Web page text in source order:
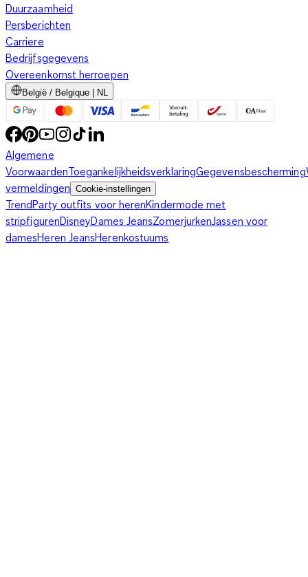
Duurzaamheid
Persberichten
Carriere
Bedrijfsgegevens
Overeenkomst herroepen
België / Belgique | NL
Algemene
VoorwaardenToegankelijkheidsverklaringGegevensbescherming
vermeldingen Cookie-instellingen
TrendParty outfits voor herenKindermode met
stripfigurenDisneyDames JeansZomerjurkenJassen voor
damesHeren JeansHerenkostuums